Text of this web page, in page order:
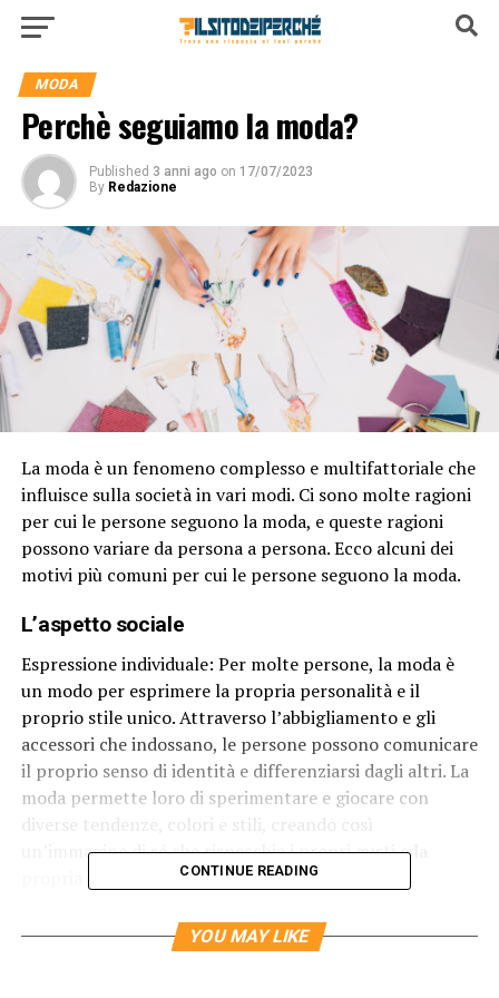
MODA
Perchè seguiamo la moda?
Published 3 anni ago on 17/07/2023
By Redazione
La moda è un fenomeno complesso e multifattoriale che
influisce sulla società in vari modi. Ci sono molte ragioni
per cui le persone seguono la moda, e queste ragioni
possono variare da persona a persona. Ecco alcuni dei
motivi più comuni per cui le persone seguono la moda.
L’aspetto sociale
Espressione individuale: Per molte persone, la moda è
un modo per esprimere la propria personalità e il
proprio stile unico. Attraverso l’abbigliamento e gli
accessori che indossano, le persone possono comunicare
il proprio senso di identità e differenziarsi dagli altri. La
moda permette loro di sperimentare e giocare con
diverse tendenze, colori e stili, creando così
un’immagine di sé che rispecchia i propri gusti e la
propria personalità.
Appartenenza sociale: Seguire la moda può essere anche
un modo per appartenere a un gruppo o a una
CONTINUE READING
YOU MAY LIKE